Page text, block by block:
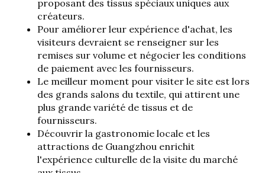
proposant des tissus spéciaux uniques aux
créateurs.
Pour améliorer leur expérience d'achat, les
visiteurs devraient se renseigner sur les
remises sur volume et négocier les conditions
de paiement avec les fournisseurs.
Le meilleur moment pour visiter le site est lors
des grands salons du textile, qui attirent une
plus grande variété de tissus et de
fournisseurs.
Découvrir la gastronomie locale et les
attractions de Guangzhou enrichit
l'expérience culturelle de la visite du marché